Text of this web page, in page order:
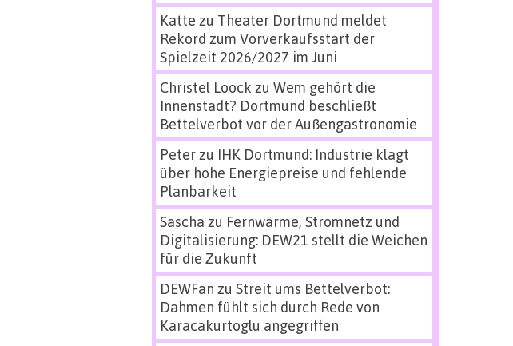
Katte zu Theater Dortmund meldet
Rekord zum Vorverkaufsstart der
Spielzeit 2026/2027 im Juni
Christel Loock zu Wem gehört die
Innenstadt? Dortmund beschließt
Bettelverbot vor der Außengastronomie
Peterzu IHK Dortmund: Industrie klagt
über hohe Energiepreise und fehlende
Planbarkeit
Sascha zu Fernwärme, Stromnetz und
Digitalisierung: DEW21 stellt die Weichen
für die Zukunft
DEWFan zu Streit ums Bettelverbot:
Dahmen fühlt sich durch Rede von
Karacakurtoglu angegriffen